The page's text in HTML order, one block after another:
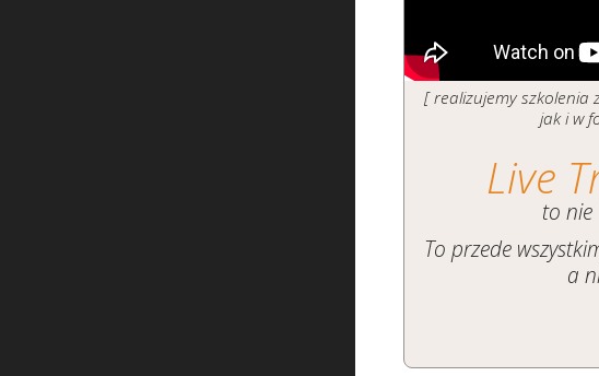
[ realizujemy
jak i w
Live
to nie
To przede
a